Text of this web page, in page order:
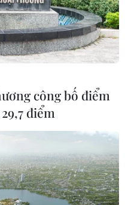
công bố điểm
điểm